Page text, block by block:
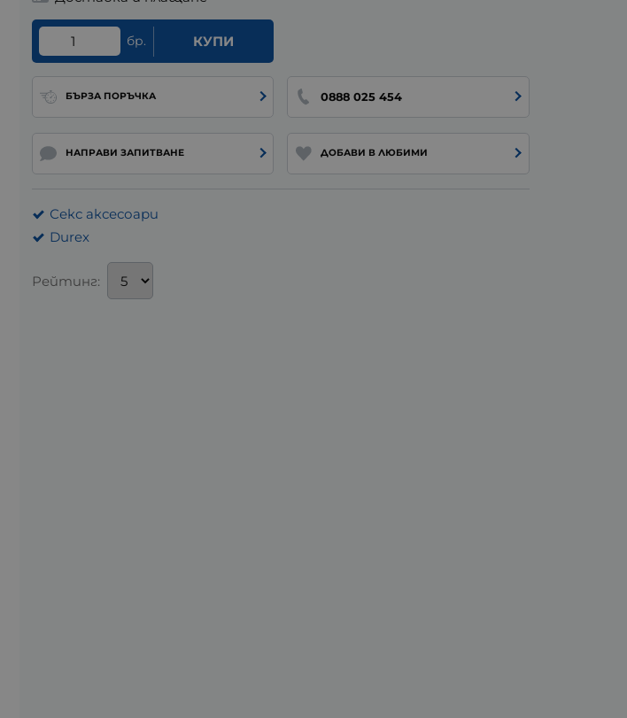
бр. КУПИ
БЪРЗА ПОРЪЧКА 0888 025 454
НАПРАВИ ЗАПИТВАНЕ ДОБАВИ В ЛЮБИМИ
Секс аксесоари
Durex
Рейтинг: